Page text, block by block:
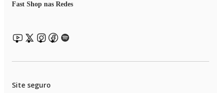
Fast Shop nas Redes
Site seguro